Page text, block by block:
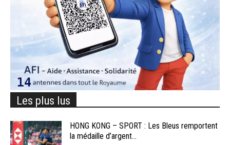
Les plus lus
HONG KONG – SPORT : Les Bleus remportent
la médaille d’argent...